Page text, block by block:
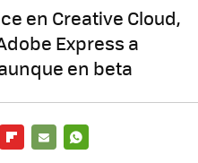
en Creative Cloud,
Express a
en beta